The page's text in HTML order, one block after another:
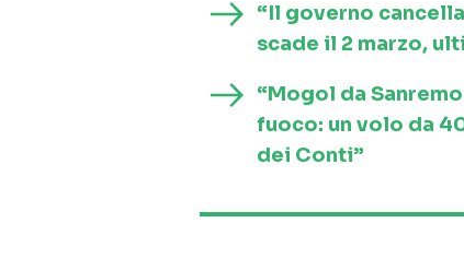
“Il governo
scade il 2 marzo,
“Mogol da
fuoco: un volo da
dei Conti”